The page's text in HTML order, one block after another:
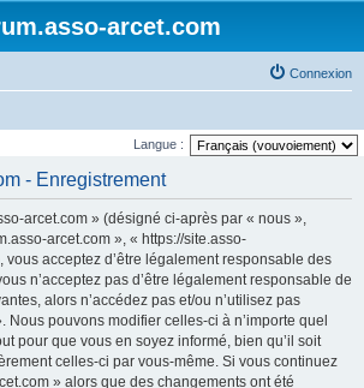
arcet.com
Connexion
Langue :
- Enregistrement
arcet.com » (désigné ci-après par « nous »,
arcet.com », « https://site.asso-
vous acceptez d’être légalement responsable des
n’acceptez pas d’être légalement responsable de
alors n’accédez pas et/ou n’utilisez pas
Nous pouvons modifier celles-ci à n’importe quel
pour que vous en soyez informé, bien qu’il soit
celles-ci par vous-même. Si vous continuez
» alors que des changements ont été